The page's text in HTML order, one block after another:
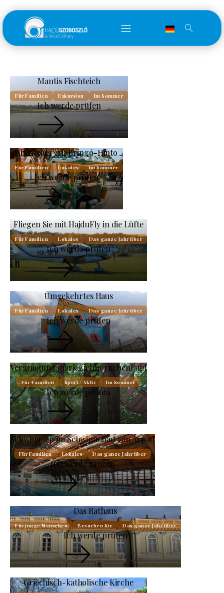
Mantis Fischteich
Für Familien Exkursion Im Sommer
Ich werde prüfen
Abenteuer auf Bringó-Hinto
Für Familien Lokales Im Sommer
Ich werde prüfen
Fliegen Sie mit HajduFly in die Lüfte
Für Familien Lokales Das ganze Jahr über
Ich werde prüfen
Umgekehrtes Haus
Für Familien Lokales Das ganze Jahr über
Ich werde prüfen
Vergnügungspark Eichhörnchenland
Für Familien Sport / Aktiv Im Sommer
Ich werde prüfen
Schwimmen im Schwimmbad von Árpád
Für Familien Lokales Das ganze Jahr über
Ich werde prüfen
Das Rathaus
Für junge Menschen Besuchen Sie Das ganze Jahr über
Ich werde prüfen
Griechisch-katholische Kirche